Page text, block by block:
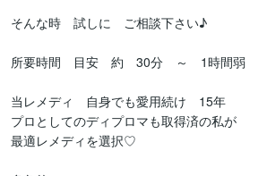
そんな時　試しに　ご相談下さい♪
所要時間　目安　約　30分　～　1時間弱
当レメディ　自身でも愛用続け　15年
プロとしてのディプロマも取得済の私が
最適レメディを選択♡